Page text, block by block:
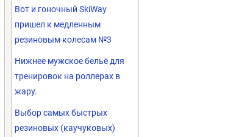
Вот и гоночный SkiWay
пришел к медленным
резиновым колесам №3
Нижнее мужское бельё для
тренировок на роллерах в
жару.
Выбор самых быстрых
резиновых (каучуковых)